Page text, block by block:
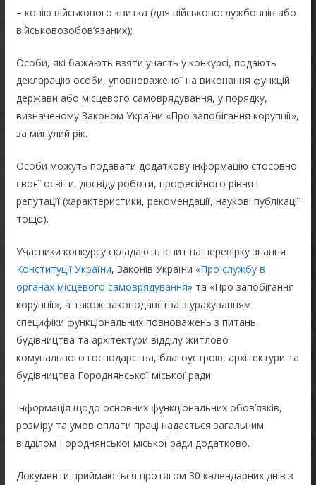
– копію військового квитка (для військовослужбовців або
військовозобов’язаних);
Особи, які бажають взяти участь у конкурсі, подають
декларацію особи, уповноваженої на виконання функцій
держави або місцевого самоврядування, у порядку,
визначеному Законом України «Про запобігання корупції»,
за минулий рік.
Особи можуть подавати додаткову інформацію стосовно
своєї освіти, досвіду роботи, професійного рівня і
репутації (характеристики, рекомендації, наукові публікації
тощо).
Учасники конкурсу складають іспит на перевірку знання
Конституції України, Законів України «Про службу в
органах місцевого самоврядування» та «Про запобігання
корупції», а також законодавства з урахуванням
специфіки функціональних повноважень з питань
будівництва та архітектури відділу житлово-
комунального господарства, благоустрою, архітектури та
будівництва Городнянської міської ради.
Інформація щодо основних функціональних обов’язків,
розміру та умов оплати праці надається загальним
відділом Городнянської міської ради додатково.
Документи приймаються протягом 30 календарних днів з